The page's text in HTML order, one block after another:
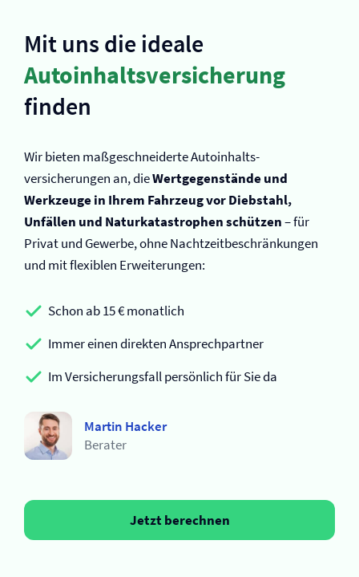
Mit uns die ideale
Autoinhalts­versicherung
finden
Wir bieten maßgeschneiderte Autoinhalts­
versicherungen an, dieWertgegenstände und
Werkzeuge in Ihrem Fahrzeug vor Diebstahl,
Unfällen und Naturkatastrophen schützen– für
Privat und Gewerbe, ohne Nachtzeitbeschränkungen
und mit flexiblen Erweiterungen:
Schon ab 15 € monatlich
Immer einen direkten Ansprechpartner
Im Versicherungsfall persönlich für Sie da
Martin Hacker
Berater
Jetzt berechnen